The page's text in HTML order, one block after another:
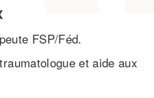
FSP/Féd.
et aide aux